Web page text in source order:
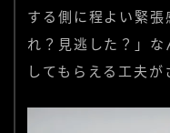
する側に程よい緊
れ？見逃した？」
してもらえる工夫が